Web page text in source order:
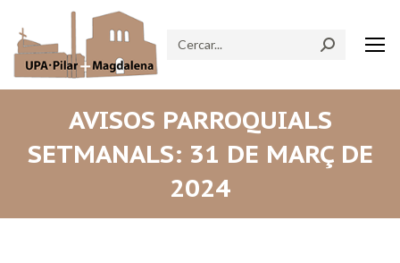
Search:
AVISOS PARROQUIALS
SETMANALS: 31 DE MARÇ DE
2024